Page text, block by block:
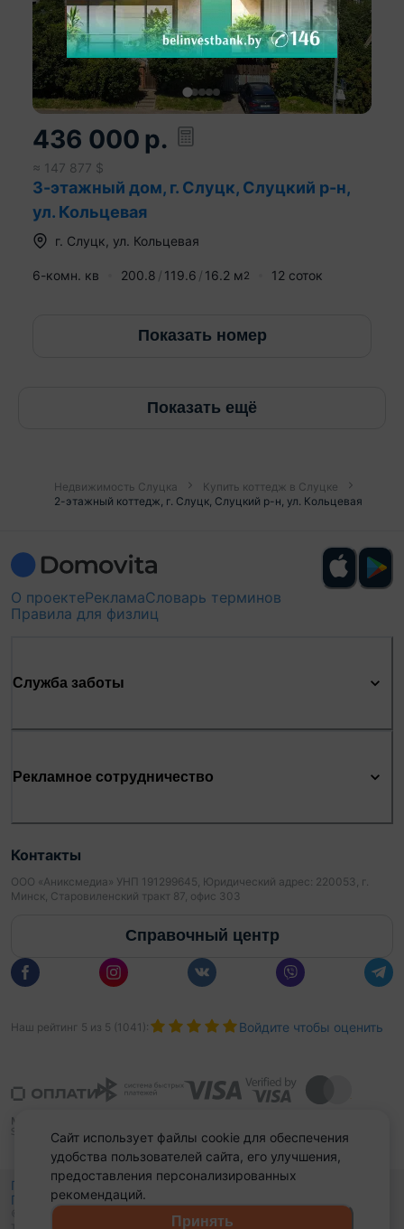
436 000 р.
≈ 147 877 $
3-этажный дом, г. Слуцк, Слуцкий р-н,
ул. Кольцевая
г. Слуцк ул. Кольцевая
6-комн. кв 200.8 119.6 16.2 м2 12 соток
Показать номер
Показать ещё
Недвижимость Слуцка
Купить коттедж в Слуцке
2-этажный коттедж, г. Слуцк, Слуцкий р-н, ул. Кольцевая
О проектеРекламаСловарь терминов
Правила для физлиц
Служба заботы
Рекламное сотрудничество
Контакты
ООО «Аниксмедиа» УНП 191299645, Юридический адрес: 220053, г.
Минск, Старовиленский тракт 87, офис 303
Справочный центр
Наш рейтинг 5 из 5 (1041 ): Войдите чтобы оценить
Политика конфиденциальности,
Политика обработки файлов куки
© 2015 - 2026, Domovita.by. Копирование материалов допускается
только при наличии активной ссылки.
Сайт использует файлы cookie для обеспечения
удобства пользователей сайта, его улучшения,
предоставления персонализированных
рекомендаций.
Принять